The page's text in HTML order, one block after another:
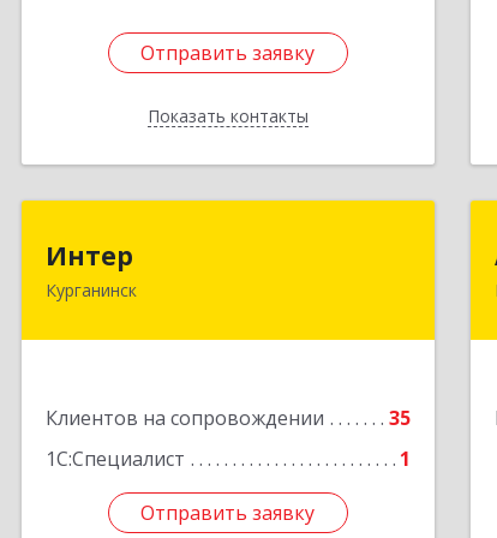
Отправить заявку
Показать контакты
Отправить заявку
Назад
Интер
Курганинск
Клиентов на сопровождении
35
1С:Специалист
1
Отправить заявку
352430, Краснодарский край,
Подробнее
Отправить заявку